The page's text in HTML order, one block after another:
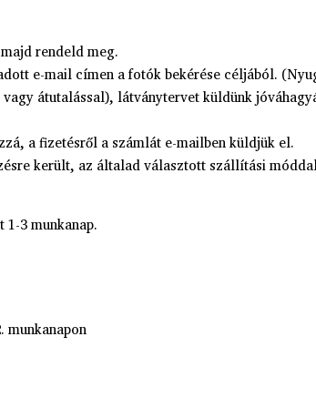
rendeld meg.
e-mail címen a fotók bekérése céljából.
átutalással), látványtervet küldünk
a fizetésről a számlát e-mailben küldjük el.
került, az általad választott szállítási
3 munkanap.